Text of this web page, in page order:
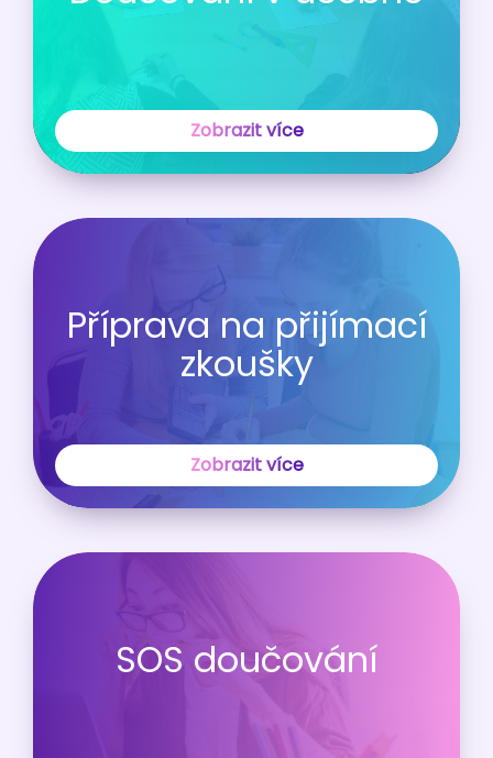
Zobrazit více
Příprava na přijímací
zkoušky
Zobrazit více
SOS doučování